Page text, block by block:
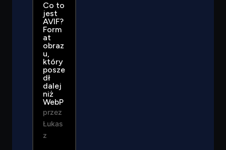
Co to
jest
AVIF?
Form
at
obraz
u,
który
posze
dł
dalej
niż
WebP
przez
Łukas
z